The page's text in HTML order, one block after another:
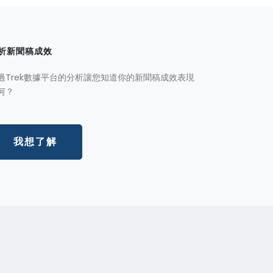
新聞稿成效
Trek數據平台的分析讓您知道你的新聞稿成效表現
？
我想了解